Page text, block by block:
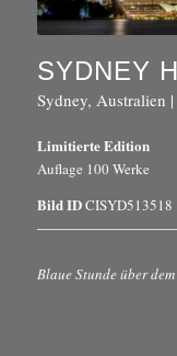
SYDNEY
Sydney, Australien
Limitierte Edition
Auflage 100 Werke
Bild IDCISYD513518
Blaue Stunde über